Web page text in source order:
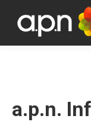
a.p.n.